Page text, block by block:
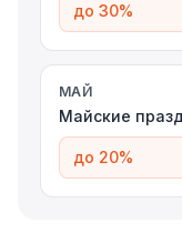
до 30%
МАЙ
Майские
до 20%